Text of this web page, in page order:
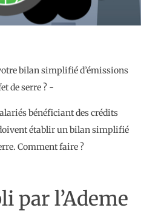
bénéficiant des crédits
établir un bilan simplifié
Comment faire ?
par l’Ademe